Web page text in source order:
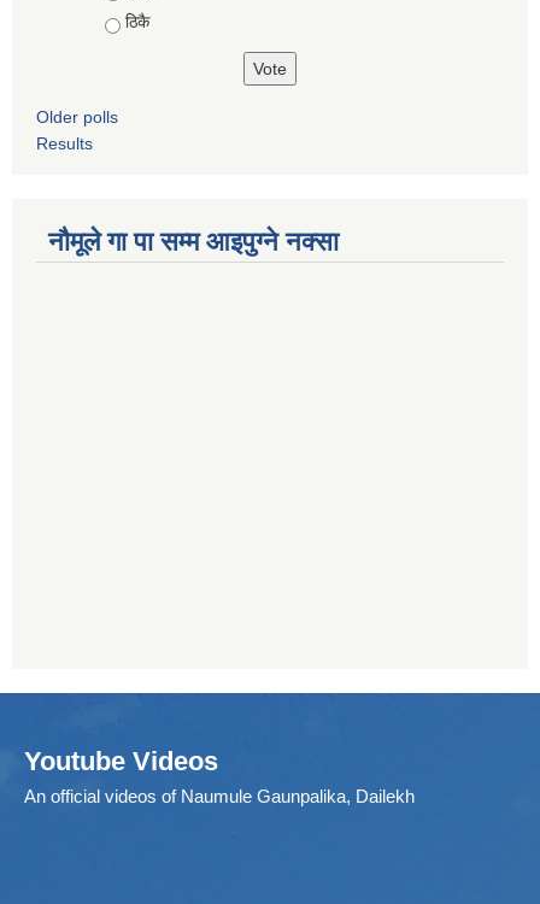
ठिकै
Older polls
Results
नौमूले गा पा सम्म आइपुग्ने नक्सा
Youtube Videos
An official videos of Naumule Gaunpalika, Dailekh